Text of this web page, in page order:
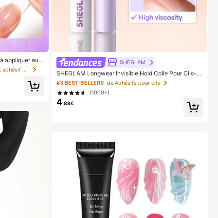
appliquer au p
les point
réparer les
adhésif à ongl
de Super fort Colle et adhésif pour ongles
SHEGLAM
SHEGLAM Longwear Invisible Hold Colle Pour Cils-Cl
ear Marque De Beauté CosméTique Maquillage Pour
Femmes Et Filles
#3 BEST-SELLERS de Adhésifs pour cils
(1000+)
4,88€